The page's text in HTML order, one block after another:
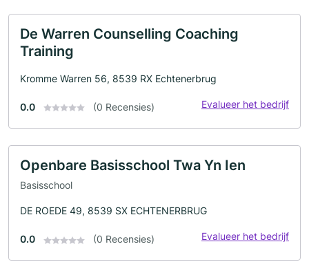
De Warren Counselling Coaching
Training
Kromme Warren 56, 8539 RX Echtenerbrug
0.0 (0 Recensies) Evalueer het bedrijf
Openbare Basisschool Twa Yn Ien
Basisschool
DE ROEDE 49, 8539 SX ECHTENERBRUG
0.0 (0 Recensies) Evalueer het bedrijf